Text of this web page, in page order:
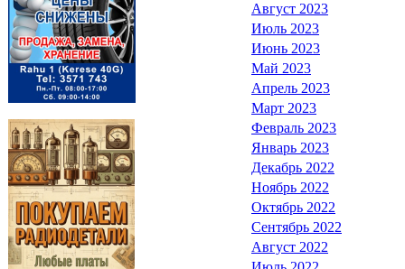
Август 2023
Июль 2023
Июнь 2023
Май 2023
Апрель 2023
Март 2023
Февраль 2023
Январь 2023
Декабрь 2022
Ноябрь 2022
Октябрь 2022
Сентябрь 2022
Август 2022